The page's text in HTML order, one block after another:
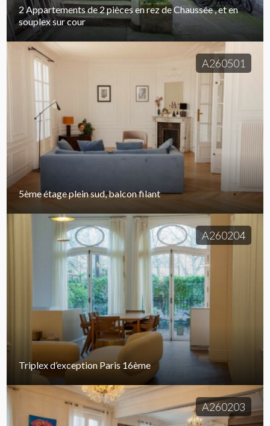
2 Appartements de 2 pièces en rez de Chaussée , et en
souplex sur cour
A260501
5ème étage plein sud, balcon filant
A260204
Triplex d’exception Paris 16ème
A260203